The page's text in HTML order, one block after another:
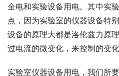
全电和实验设备用电。其中实
点，因为实验室的仪器设备特
设备的原理大都是洛伦兹力原
过电流的微变化，来控制的变化
实验室仪器设备用电，我们所